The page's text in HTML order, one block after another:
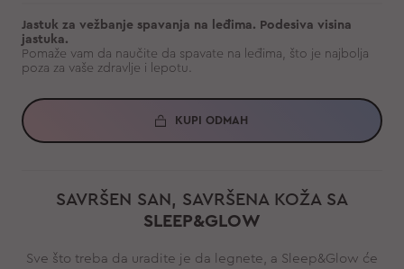
Jastuk za vežbanje spavanja na leđima. Podesiva visina
jastuka.
Pomaže vam da naučite da spavate na leđima, što je najbolja
poza za vaše zdravlje i lepotu.
KUPI ODMAH
SAVRŠEN SAN, SAVRŠENA KOŽA SA
SLEEP&GLOW
Sve što treba da uradite je da legnete, a Sleep&Glow će